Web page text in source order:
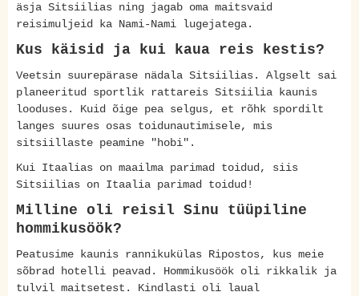
äsja Sitsiilias ning jagab oma maitsvaid
reisimuljeid ka Nami-Nami lugejatega.
Kus käisid ja kui kaua reis kestis?
Veetsin suurepärase nädala Sitsiilias. Algselt sai
planeeritud sportlik rattareis Sitsiilia kaunis
looduses. Kuid õige pea selgus, et rõhk spordilt
langes suures osas toidunautimisele, mis
sitsiillaste peamine "hobi".
Kui Itaalias on maailma parimad toidud, siis
Sitsiilias on Itaalia parimad toidud!
Milline oli reisil Sinu tüüpiline
hommikusöök?
Peatusime kaunis rannikukülas Ripostos, kus meie
sõbrad hotelli peavad. Hommikusöök oli rikkalik ja
tulvil maitsetest. Kindlasti oli laual